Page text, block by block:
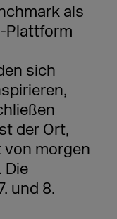
als
Plattform
sich
der Ort,
morgen
Die
und 8.